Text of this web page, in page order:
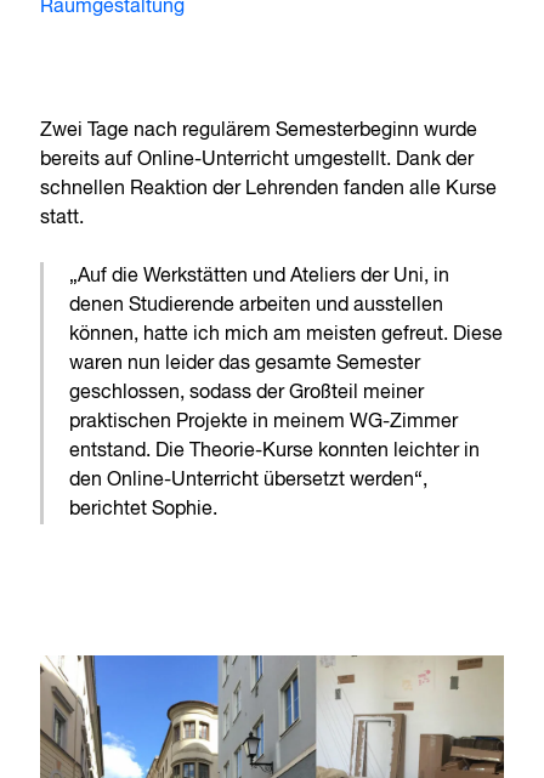
Raumgestaltung
Zwei Tage nach regulärem Semesterbeginn wurde
bereits auf Online-Unterricht umgestellt. Dank der
schnellen Reaktion der Lehrenden fanden alle Kurse
statt.
„Auf die Werkstätten und Ateliers der Uni, in
denen Studierende arbeiten und ausstellen
können, hatte ich mich am meisten gefreut. Diese
waren nun leider das gesamte Semester
geschlossen, sodass der Großteil meiner
praktischen Projekte in meinem WG-Zimmer
entstand. Die Theorie-Kurse konnten leichter in
den Online-Unterricht übersetzt werden“,
berichtet Sophie.